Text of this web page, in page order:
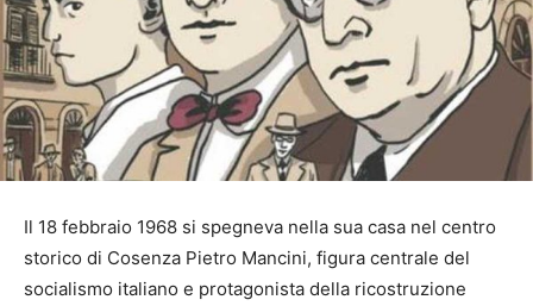
Il 18 febbraio 1968 si spegneva nella sua casa nel centro
storico di Cosenza Pietro Mancini, figura centrale del
socialismo italiano e protagonista della ricostruzione